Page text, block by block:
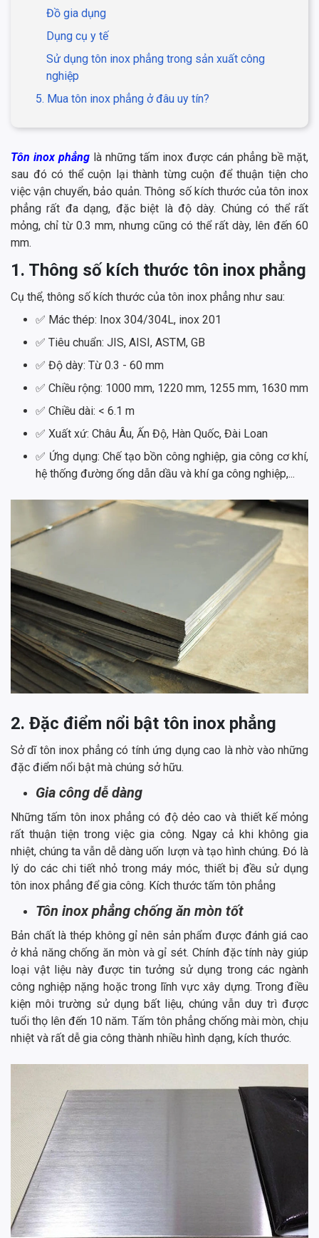
Đồ gia dụng
Dụng cụ y tế
Sử dụng tôn inox phẳng trong sản xuất công
nghiệp
5. Mua tôn inox phẳng ở đâu uy tín?
Tôn inox phẳng là những tấm inox được cán phẳng bề mặt,
sau đó có thể cuộn lại thành từng cuộn để thuận tiện cho
việc vận chuyển, bảo quản. Thông số kích thước của tôn inox
phẳng rất đa dạng, đặc biệt là độ dày. Chúng có thể rất
mỏng, chỉ từ 0.3 mm, nhưng cũng có thể rất dày, lên đến 60
mm.
1. Thông số kích thước tôn inox phẳng
Cụ thể, thông số kích thước của tôn inox phẳng như sau:
✅ Mác thép: Inox 304/304L, inox 201
✅ Tiêu chuẩn: JIS, AISI, ASTM, GB
✅ Độ dày: Từ 0.3 - 60 mm
✅ Chiều rộng: 1000 mm, 1220 mm, 1255 mm, 1630 mm
✅ Chiều dài: < 6.1 m
✅ Xuất xứ: Châu Âu, Ấn Độ, Hàn Quốc, Đài Loan
✅ Ứng dụng: Chế tạo bồn công nghiệp, gia công cơ khí,
hệ thống đường ống dẫn dầu và khí ga công nghiệp,...
2. Đặc điểm nổi bật tôn inox phẳng
Sở dĩ tôn inox phẳng có tính ứng dụng cao là nhờ vào những
đặc điểm nổi bật mà chúng sở hữu.
Gia công dễ dàng
Những tấm tôn inox phẳng có độ dẻo cao và thiết kế mỏng
rất thuận tiện trong việc gia công. Ngay cả khi không gia
nhiệt, chúng ta vẫn dễ dàng uốn lượn và tạo hình chúng. Đó là
lý do các chi tiết nhỏ trong máy móc, thiết bị đều sử dụng
tôn inox phẳng để gia công. Kích thước tấm tôn phẳng
Tôn inox phẳng chống ăn mòn tốt
Bản chất là thép không gỉ nên sản phẩm được đánh giá cao
ở khả năng chống ăn mòn và gỉ sét. Chính đặc tính này giúp
loại vật liệu này được tin tưởng sử dụng trong các ngành
công nghiệp nặng hoặc trong lĩnh vực xây dựng. Trong điều
kiện môi trường sử dụng bất liệu, chúng vẫn duy trì được
tuổi thọ lên đến 10 năm. Tấm tôn phẳng chống mài mòn, chịu
nhiệt và rất dễ gia công thành nhiều hình dạng, kích thước.